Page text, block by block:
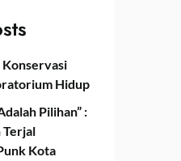
Konservasi
Hidup
Pilihan” :
Terjal
Kota